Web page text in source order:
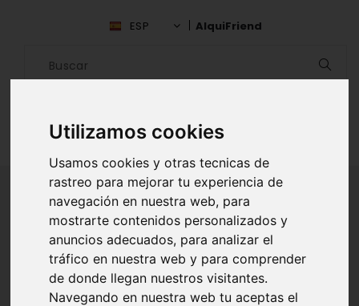
Utilizamos cookies
Usamos cookies y otras tecnicas de
rastreo para mejorar tu experiencia de
navegación en nuestra web, para
mostrarte contenidos personalizados y
anuncios adecuados, para analizar el
tráfico en nuestra web y para comprender
de donde llegan nuestros visitantes.
Navegando en nuestra web tu aceptas el
ESP AlquiFriend
ALQUILAR AMIGO
Inicio Amigos Burgos Roman Nieves